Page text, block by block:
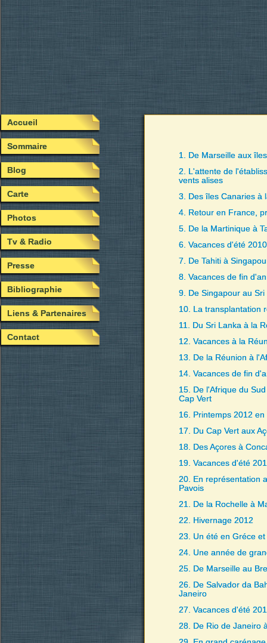
Accueil
Sommaire
Blog
Carte
Photos
Tv & Radio
Presse
Bibliographie
Liens & Partenaires
Contact
1. De Marseille aux
2. L'attente de
vents alises
3. Des îles Canaries à
4. Retour en France,
5. De la Martinique à
6. Vacances d'été
7. De Tahiti à
8. Vacances de fin
9. De Singapour au Sri
10. La transplantation
11. Du Sri Lanka à la
12. Vacances à la
13. De la Réunion à
14. Vacances de fin
15. De l'Afrique du
Cap Vert
16. Printemps 2012 en
17. Du Cap Vert aux
18. Des Açores à
19. Vacances d'été
20. En représentation
Pavois
21. De la Rochelle à
22. Hivernage 2012
23. Un été en Gréce
24. Une année de
25. De Marseille au
26. De Salvador da
Janeiro
27. Vacances d'été
28. De Rio de Janeiro